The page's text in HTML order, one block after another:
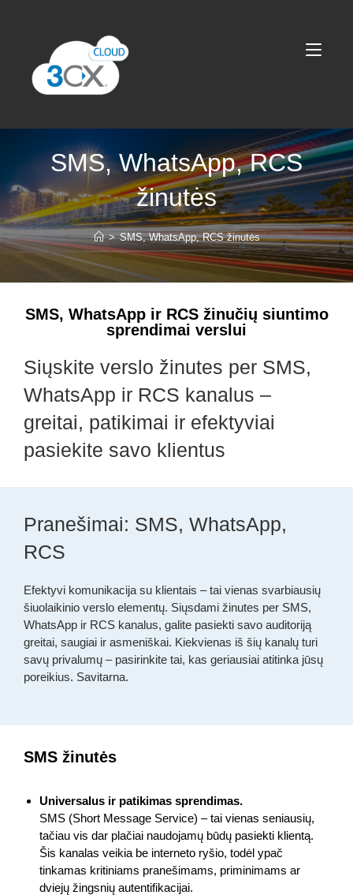
SMS, WhatsApp, RCS
žinutės
> SMS, WhatsApp, RCS žinutės
SMS, WhatsApp ir RCS žinučių siuntimo
sprendimai verslui
Siųskite verslo žinutes per SMS,
WhatsApp ir RCS kanalus –
greitai, patikimai ir efektyviai
pasiekite savo klientus
Pranešimai: SMS, WhatsApp,
RCS
Efektyvi komunikacija su klientais – tai vienas svarbiausių
šiuolaikinio verslo elementų. Siųsdami žinutes per SMS,
WhatsApp ir RCS kanalus, galite pasiekti savo auditoriją
greitai, saugiai ir asmeniškai. Kiekvienas iš šių kanalų turi
savų privalumų – pasirinkite tai, kas geriausiai atitinka jūsų
poreikius. Savitarna.
SMS žinutės
Universalus ir patikimas sprendimas.
SMS (Short Message Service) – tai vienas seniausių,
tačiau vis dar plačiai naudojamų būdų pasiekti klientą.
Šis kanalas veikia be interneto ryšio, todėl ypač
tinkamas kritiniams pranešimams, priminimams ar
dviejų žingsnių autentifikacijai.